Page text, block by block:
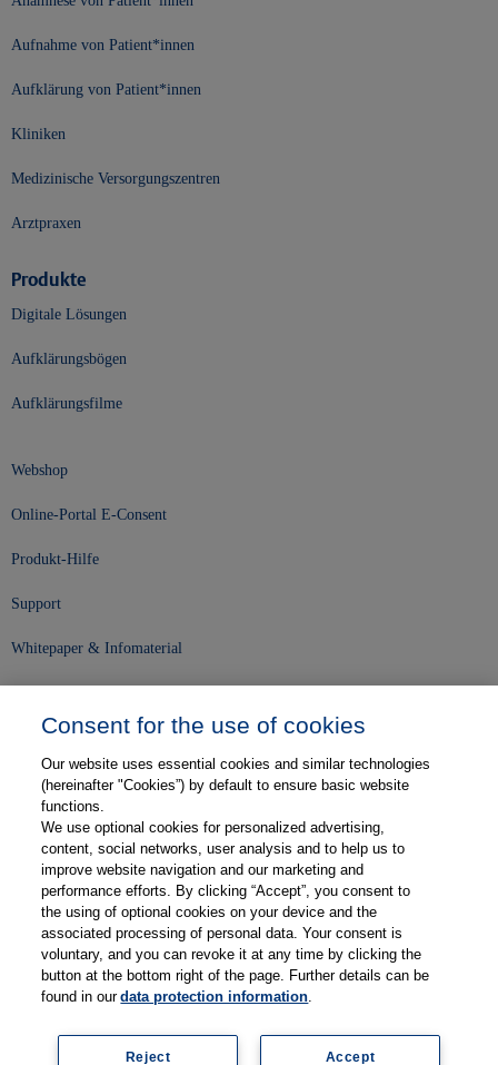
Aufnahme von Patient*innen
Aufklärung von Patient*innen
Kliniken
Medizinische Versorgungszentren
Arztpraxen
Produkte
Digitale Lösungen
Aufklärungsbögen
Aufklärungsfilme
Webshop
Online-Portal E-Consent
Produkt-Hilfe
Support
Whitepaper & Infomaterial
Karriere
Kontakt
Web-Semniare
Anwenderberichte
Partner
Consent for the use of cookies
Our website uses essential cookies and similar technologies
(hereinafter "Cookies”) by default to ensure basic website
functions.
We use optional cookies for personalized advertising,
content, social networks, user analysis and to help us to
improve website navigation and our marketing and
performance efforts. By clicking “Accept”, you consent to
the using of optional cookies on your device and the
associated processing of personal data. Your consent is
voluntary, and you can revoke it at any time by clicking the
button at the bottom right of the page. Further details can be
found in ourdata protection information.
Accept
Reject